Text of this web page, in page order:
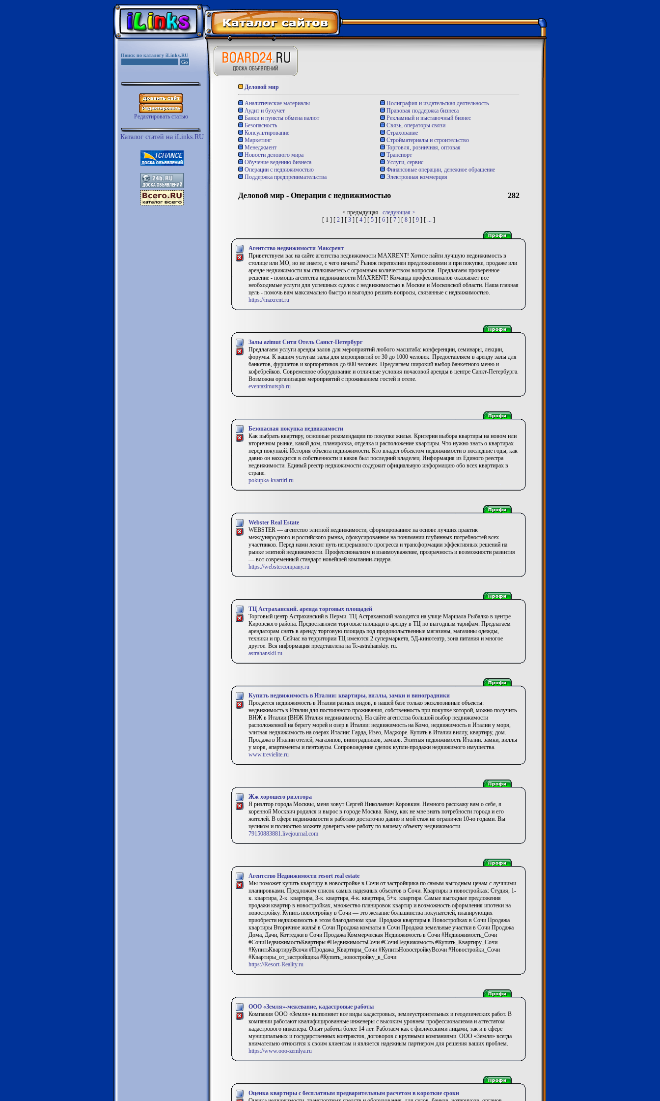
Поиск по каталогу iLinks.RU
Редактировать статью
Каталог статей на iLinks.RU
Деловой мир
Аналитические материалы
Аудит и бухучет
Банки и пункты обмена валют
Безопасность
Консультирование
Маркетинг
Менеджмент
Новости делового мира
Обучение ведению бизнеса
Операции с недвижимостью
Поддержка предпренимательства
Полиграфия и издательская деятельность
Правовая поддержка бизнеса
Рекламный и выставочный бизнес
Связь, операторы связи
Страхование
Стройматериалы и строительство
Торговля, розничная, оптовая
Транспорт
Услуги, сервис
Финансовые операции, денежное обращение
Электронная коммерция
Деловой мир - Операции с недвижимостью 282
< предыдущая следующая >
[ 1 ] [ 2 ] [ 3 ] [ 4 ] [ 5 ] [ 6 ] [ 7 ] [ 8 ] [ 9 ] [ ... ]
Агентство недвижимости Максрент
Приветствуем вас на сайте агентства недвижимости MAXRENT! Хотите найти лучшую недвижимость в
столице или МО, но не знаете, с чего начать? Рынок переполнен предложениями и при покупке, продаже или
аренде недвижимости вы сталкиваетесь с огромным количеством вопросов. Предлагаем проверенное
решение - помощь агентства недвижимости MAXRENT! Команда профессионалов оказывает все
необходимые услуги для успешных сделок с недвижимостью в Москве и Московской области. Наша главная
цель - помочь вам максимально быстро и выгодно решить вопросы, связанные с недвижимостью.
https://maxrent.ru
Залы azimut Сити Отель Санкт-Петербург
Предлагаем услуги аренды залов для мероприятий любого масштаба: конференции, семинары, лекции,
форумы. К вашим услугам залы для мероприятий от 30 до 1000 человек. Предоставляем в аренду залы для
банкетов, фуршетов и корпоративов до 600 человек. Предлагаем широкий выбор банкетного меню и
кофебрейков. Современное оборудование и отличные условия почасовой аренды в центре Санкт-Петербурга.
Возможна организация мероприятий с проживанием гостей в отеле.
eventazimutspb.ru
Безопасная покупка недвижимости
Как выбрать квартиру, основные рекомендации по покупке жилья. Критерии выбора квартиры на новом или
вторичном рынке, какой дом, планировка, отделка и расположение квартиры. Что нужно знать о квартирах
перед покупкой. История объекта недвижимости. Кто владел объектом недвижимости в последние годы, как
давно он находится в собственности и каков был последний владелец. Информация из Единого реестра
недвижимости. Единый реестр недвижимости содержит официальную информацию обо всех квартирах в
стране.
pokupka-kvartiri.ru
Webster Real Estate
WEBSTER — агентство элитной недвижимости, сформированное на основе лучших практик
международного и российского рынка, сфокусированное на понимании глубинных потребностей всех
участников. Перед нами лежит путь непрерывного прогресса и трансформации эффективных решений на
рынке элитной недвижимости. Профессионализм и взаимоуважение, прозрачность и возможности развития
— вот современный стандарт новейшей компании-лидера.
https://webstercompany.ru
ТЦ Астраханский. аренда торговых площадей
Торговый центр Астраханский в Перми. ТЦ Астраханский находится на улице Маршала Рыбалко в центре
Кировского района. Предоставляем торговые площади в аренду в ТЦ по выгодным тарифам. Предлагаем
арендаторам снять в аренду торговую площадь под продовольственные магазины, магазины одежды,
техники и пр. Сейчас на территории ТЦ имеются 2 супермаркета, 5Д-кинотеатр, зона питания и многое
другое. Вся информация представлена на Tc-astrahanskiy. ru.
astrahanskii.ru
Купить недвижимость в Италии: квартиры, виллы, замки и виноградники
Продается недвижимость в Италии разных видов, в нашей базе только эксклюзивные объекты:
недвижимость в Италии для постоянного проживания, собственность при покупке которой, можно получить
ВНЖ в Италии (ВНЖ Италия недвижимость). На сайте агентства большой выбор недвижимости
расположенной на берегу морей и озер в Италии: недвижимость на Комо, недвижимость в Италии у моря,
элитная недвижимость на озерах Италии: Гарда, Изео, Маджоре. Купить в Италии виллу, квартиру, дом.
Продажа в Италии отелей, магазинов, виноградников, замков. Элитная недвижимость Италии: замки, виллы
у моря, апартаменты и пентхаусы. Сопровождение сделок купли-продажи недвижимого имущества.
www.trevielite.ru
Жж хорошего риэлтора
Я риэлтор города Москвы, меня зовут Сергей Николаевич Коровкин. Немного расскажу вам о себе, я
коренной Москвич родился и вырос в городе Москва. Кому, как не мне знать потребности города и его
жителей. В сфере недвижимости я работаю достаточно давно и мой стаж не ограничен 10-ю годами. Вы
целиком и полностью можете доверить мне работу по вашему объекту недвижимости.
79150883881.livejournal.com
Агентство Недвижимости resort real estate
Мы поможет купить квартиру в новостройке в Сочи от застройщика по самым выгодным ценам с лучшими
планировками. Предложим список самых надежных объектов в Сочи. Квартиры в новостройках: Студия, 1-
к. квартира, 2-к. квартира, 3-к. квартира, 4-к. квартира, 5+к. квартира. Самые выгодные предложения
продажи квартир в новостройках, множество планировок квартир и возможность оформления ипотеки на
новостройку. Купить новостройку в Сочи — это желание большинства покупателей, планирующих
приобрести недвижимость в этом благодатном крае. Продажа квартиры в Новостройках в Сочи Продажа
квартиры Вторичное жильё в Сочи Продажа комнаты в Сочи Продажа земельные участки в Сочи Продажа
Дома, Дачи, Коттеджи в Сочи Продажа Коммерческая Недвижимость в Сочи #Недвижимость_Сочи
#СочиНедвижимостьКвартиры #НедвижимостьСочи #СочиНедвижимость #Купить_Квартиру_Сочи
#КупитьКвартируВсочи #Продажа_Квартиры_Сочи #КупитьНовостройкуВсочи #Новостройки_Сочи
#Квартиры_от_застройщика #Купить_новостройку_в_Сочи
https://Resort-Reality.ru
ООО «Земля»-межевание, кадастровые работы
Компания ООО «Земля» выполняет все виды кадастровых, землеустроительных и геодезических работ. В
компании работают квалифицированные инженеры с высоким уровнем профессионализма и аттестатом
кадастрового инженера. Опыт работы более 14 лет. Работаем как с физическими лицами, так и в сфере
муниципальных и государственных контрактов, договоров с крупными компаниями. ООО «Земля» всегда
внимательно относится к своим клиентам и является надежным партнером для решения ваших проблем.
https://www.ooo-zemlya.ru
Оценка квартиры с бесплатным предварительным расчетом в короткие сроки